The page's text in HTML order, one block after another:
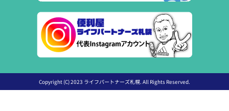
Copyright (C) 2023 ライフパートナーズ札幌. All Rights Reserved.